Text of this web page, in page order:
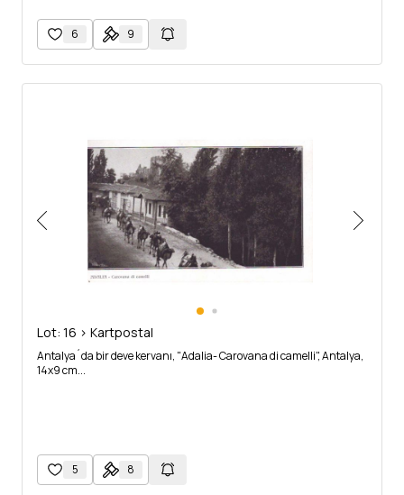
6 9
Lot: 16 > Kartpostal
Antalya´da bir deve kervanı, "Adalia- Carovana di camelli", Antalya,
14x9 cm...
5 8